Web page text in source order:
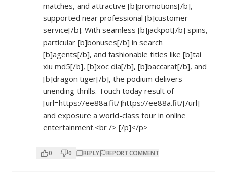
matches, and attractive [b]promotions[/b],
supported near professional [b]customer
service[/b]. With seamless [b]jackpot[/b] spins,
particular [b]bonuses[/b] in search
[b]agents[/b], and fashionable titles like [b]tai
xiu md5[/b], [b]xoc dia[/b], [b]baccarat[/b], and
[b]dragon tiger[/b], the podium delivers
unending thrills. Touch today result of
[url=https://ee88a.fit/]https://ee88a.fit/[/url]
and exposure a world-class tour in online
entertainment.<br /> [/p]</p>
0 0 REPLY REPORT COMMENT